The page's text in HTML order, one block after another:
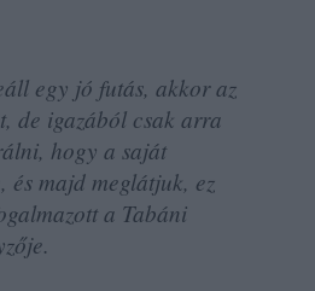
egy jó futás, akkor az
de igazából csak arra
hogy a saját
és majd meglátjuk, ez
a Tabáni